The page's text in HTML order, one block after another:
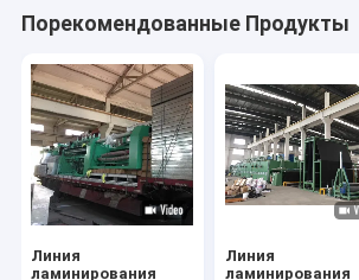
Порекомендованные Продукты
Линия
ламинирования
Линия
ламинирования